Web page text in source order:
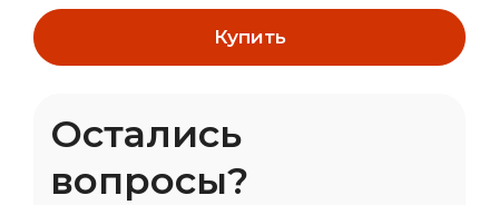
Купить
Остались
вопросы?